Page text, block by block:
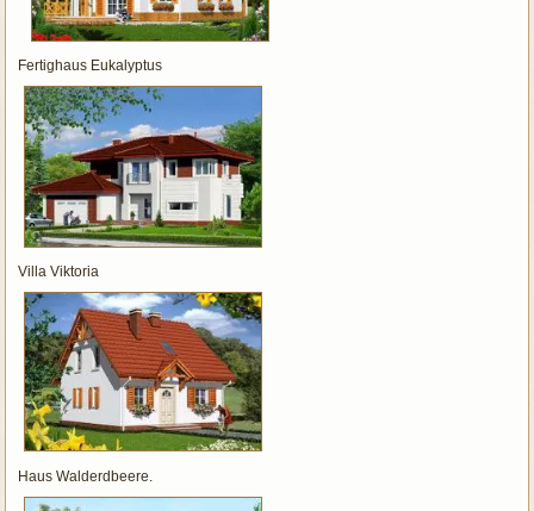
Fertighaus Eukalyptus
Villa Viktoria
Haus Walderdbeere.